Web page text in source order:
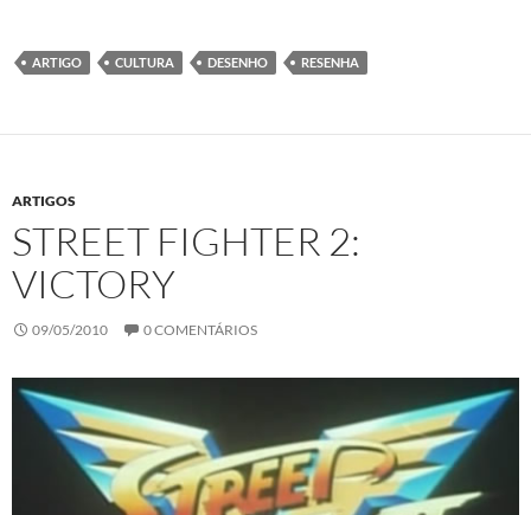
ARTIGO CULTURA DESENHO RESENHA
ARTIGOS
STREET FIGHTER 2:
VICTORY
09/05/2010 0 COMENTÁRIOS